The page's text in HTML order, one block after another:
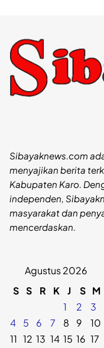
Sibayaknews.com
menyajikan berita
Kabupaten Karo.
independen,
masyarakat dan
mencerdaskan.
Agustus 2026
S S R K J S M
1
2
3
4
5 6 7 8 9
10
11 12 13 14 15 16 17